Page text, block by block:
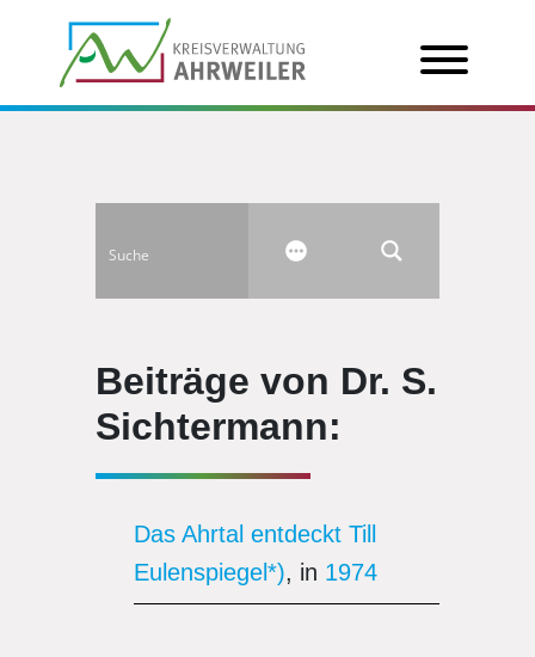
Beiträge von Dr. S.
Sichtermann:
Das Ahrtal entdeckt Till
Eulenspiegel*), in 1974